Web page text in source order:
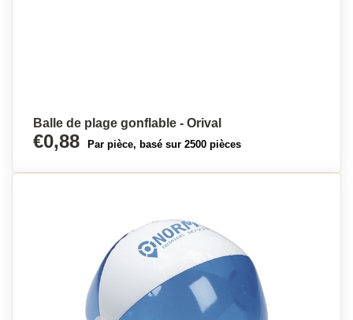
Balle de plage gonflable - Orival
€0,88 Par pièce, basé sur 2500 pièces